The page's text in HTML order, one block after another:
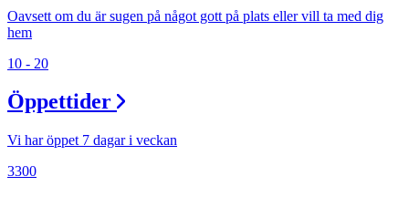
Magasin
Oavsett om du är sugen på något gott på plats eller vill ta med dig
hem
10 - 20
Öppettider
Vi har öppet 7 dagar i veckan
3300